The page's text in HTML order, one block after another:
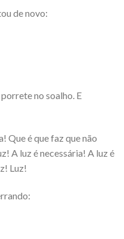
de novo:
no soalho. E
Que é que faz que não
A luz é necessária! A luz é
Luz!